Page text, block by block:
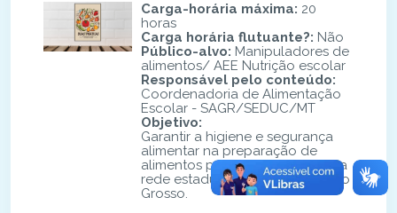
Carga-horária máxima: 20
horas
Carga horária flutuante?: Não
Público-alvo: Manipuladores de
alimentos/ AEE Nutrição escolar
Responsável pelo conteúdo:
Coordenadoria de Alimentação
Escolar - SAGR/SEDUC/MT
Objetivo:
Garantir a higiene e segurança
alimentar na preparação de
alimentos para os estudantes da
rede estadual de ensino de Mato
Grosso.